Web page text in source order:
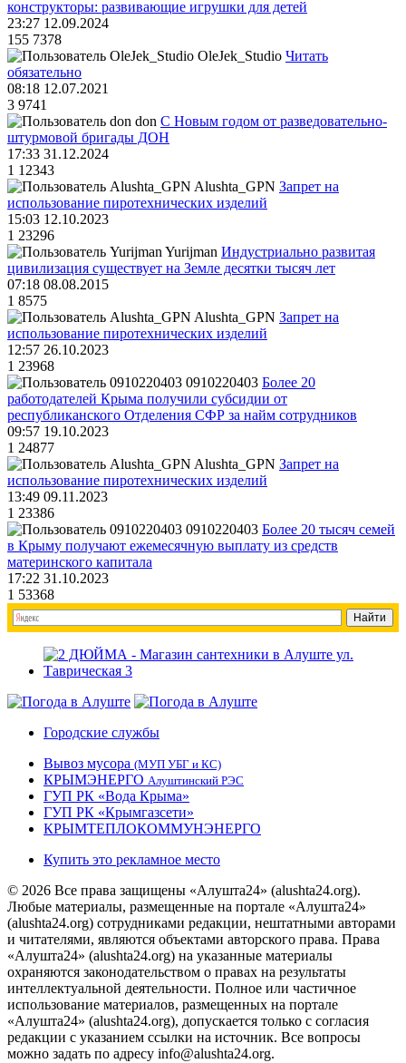
конструкторы: развивающие игрушки для детей
23:27 12.09.2024
155 7378
OleJek_Studio Читать
обязательно
08:18 12.07.2021
3 9741
don С Новым годом от разведовательно-
штурмовой бригады ДОН
17:33 31.12.2024
1 12343
Alushta_GPN Запрет на
использование пиротехнических изделий
15:03 12.10.2023
1 23296
Yurijman Индустриально развитая
цивилизация существует на Земле десятки тысяч лет
07:18 08.08.2015
1 8575
Alushta_GPN Запрет на
использование пиротехнических изделий
12:57 26.10.2023
1 23968
0910220403 Более 20
работодателей Крыма получили субсидии от
республиканского Отделения СФР за найм сотрудников
09:57 19.10.2023
1 24877
Alushta_GPN Запрет на
использование пиротехнических изделий
13:49 09.11.2023
1 23386
0910220403 Более 20 тысяч семей
в Крыму получают ежемесячную выплату из средств
материнского капитала
17:22 31.10.2023
1 53368
Городские службы
Вывоз мусора (МУП УБГ и КС)
КРЫМЭНЕРГО Алуштинский РЭС
ГУП РК «Вода Крыма»
ГУП РК «Крымгазсети»
КРЫМТЕПЛОКОММУНЭНЕРГО
Купить это рекламное место
© 2026 Все права защищены «Алушта24» (alushta24.org).
Любые материалы, размещенные на портале «Алушта24»
(alushta24.org) сотрудниками редакции, нештатными авторами
и читателями, являются объектами авторского права. Права
«Алушта24» (alushta24.org) на указанные материалы
охраняются законодательством о правах на результаты
интеллектуальной деятельности. Полное или частичное
использование материалов, размещенных на портале
«Алушта24» (alushta24.org), допускается только с согласия
редакции с указанием ссылки на источник. Все вопросы
можно задать по адресу info@alushta24.org.